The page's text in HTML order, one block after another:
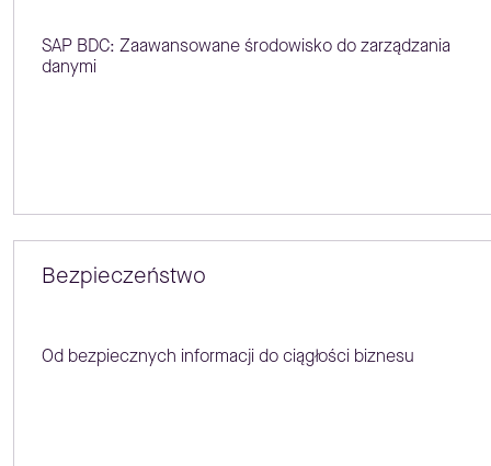
SAP BDC: Zaawansowane środowisko do zarządzania
danymi
Bezpieczeństwo
Od bezpiecznych informacji do ciągłości biznesu